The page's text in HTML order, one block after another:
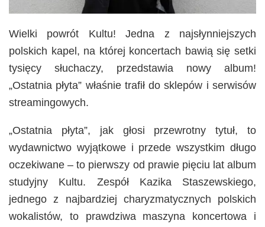
Wielki powrót Kultu! Jedna z najsłynniejszych
polskich kapel, na której koncertach bawią się setki
tysięcy słuchaczy, przedstawia nowy album!
„Ostatnia płyta” właśnie trafił do sklepów i serwisów
streamingowych.
„Ostatnia płyta”, jak głosi przewrotny tytuł, to
wydawnictwo wyjątkowe i przede wszystkim długo
oczekiwane – to pierwszy od prawie pięciu lat album
studyjny Kultu. Zespół Kazika Staszewskiego,
jednego z najbardziej charyzmatycznych polskich
wokalistów, to prawdziwa maszyna koncertowa i